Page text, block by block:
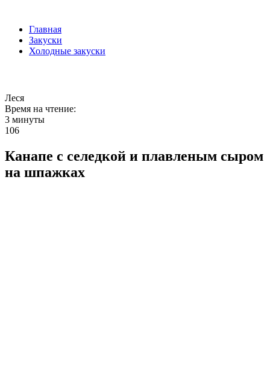
Главная
Закуски
Холодные закуски
Леся
Время на чтение:
3 минуты
106
Канапе с селедкой и плавленым сыром
на шпажках